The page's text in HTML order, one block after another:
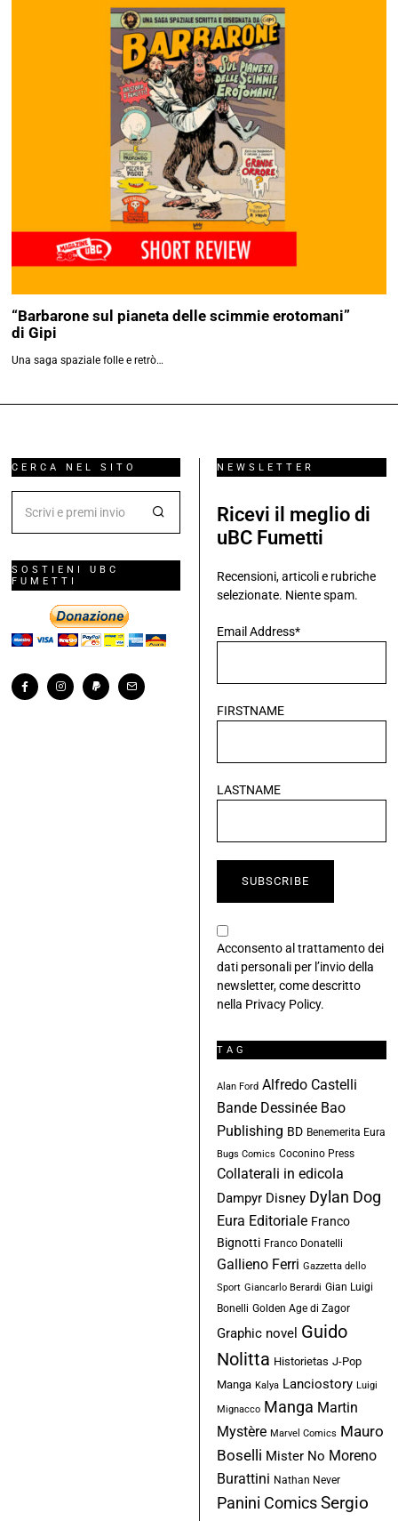
“Barbarone sul pianeta delle scimmie erotomani”
di Gipi
Una saga spaziale folle e retrò…
CERCA NEL SITO
SOSTIENI UBC
FUMETTI
NEWSLETTER
Ricevi il meglio di
uBC Fumetti
Recensioni, articoli e rubriche
selezionate. Niente spam.
Email Address*
FIRSTNAME
LASTNAME
Acconsento al trattamento dei
dati personali per l’invio della
newsletter, come descritto
nella Privacy Policy.
TAG
Alan Ford Alfredo Castelli
Bande Dessinée Bao
Publishing BD Benemerita Eura
Bugs Comics Coconino Press
Collaterali in edicola
Dampyr Disney Dylan Dog
Eura Editoriale Franco
Bignotti Franco Donatelli
Gallieno Ferri Gazzetta dello
Sport Giancarlo Berardi Gian Luigi
Bonelli Golden Age di Zagor
Graphic novel Guido
Nolitta Historietas J-Pop
Manga Kalya Lanciostory Luigi
Mignacco Manga Martin
Mystère Marvel Comics Mauro
Boselli Mister No Moreno
Burattini Nathan Never
Panini ComicsSergio